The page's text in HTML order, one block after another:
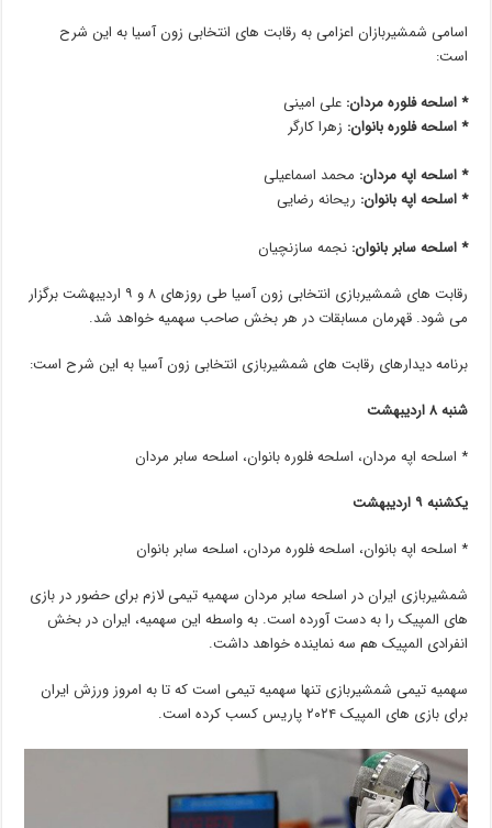
اسامی شمشیربازان اعزامی به رقابت های انتخابی زون آسیا به این شرح
است:
* اسلحه فلوره مردان: علی امینی
* اسلحه فلوره بانوان: زهرا کارگر
* اسلحه اپه مردان: محمد اسماعیلی
* اسلحه اپه بانوان: ریحانه رضایی
* اسلحه سابر بانوان: نجمه سازنچیان
رقابت های شمشیربازی انتخابی زون آسیا طی روزهای ۸ و ۹ اردیبهشت برگزار
می شود. قهرمان مسابقات در هر بخش صاحب سهمیه خواهد شد.
برنامه دیدارهای رقابت های شمشیربازی انتخابی زون آسیا به این شرح است:
شنبه ۸ اردیبهشت
* اسلحه اپه مردان، اسلحه فلوره بانوان، اسلحه سابر مردان
یکشنبه ۹ اردیبهشت
* اسلحه اپه بانوان، اسلحه فلوره مردان، اسلحه سابر بانوان
شمشیربازی ایران در اسلحه سابر مردان سهمیه تیمی لازم برای حضور در بازی
های المپیک را به دست آورده است. به واسطه این سهمیه، ایران در بخش
انفرادی المپیک هم سه نماینده خواهد داشت.
سهمیه تیمی شمشیربازی تنها سهمیه تیمی است که تا به امروز ورزش ایران
برای بازی های المپیک ۲۰۲۴ پاریس کسب کرده است.